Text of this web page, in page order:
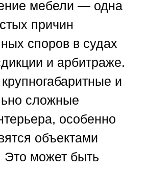
мебели — одна
причин
споров в судах
и арбитраже.
и
сложные
особенно
объектами
Это может быть